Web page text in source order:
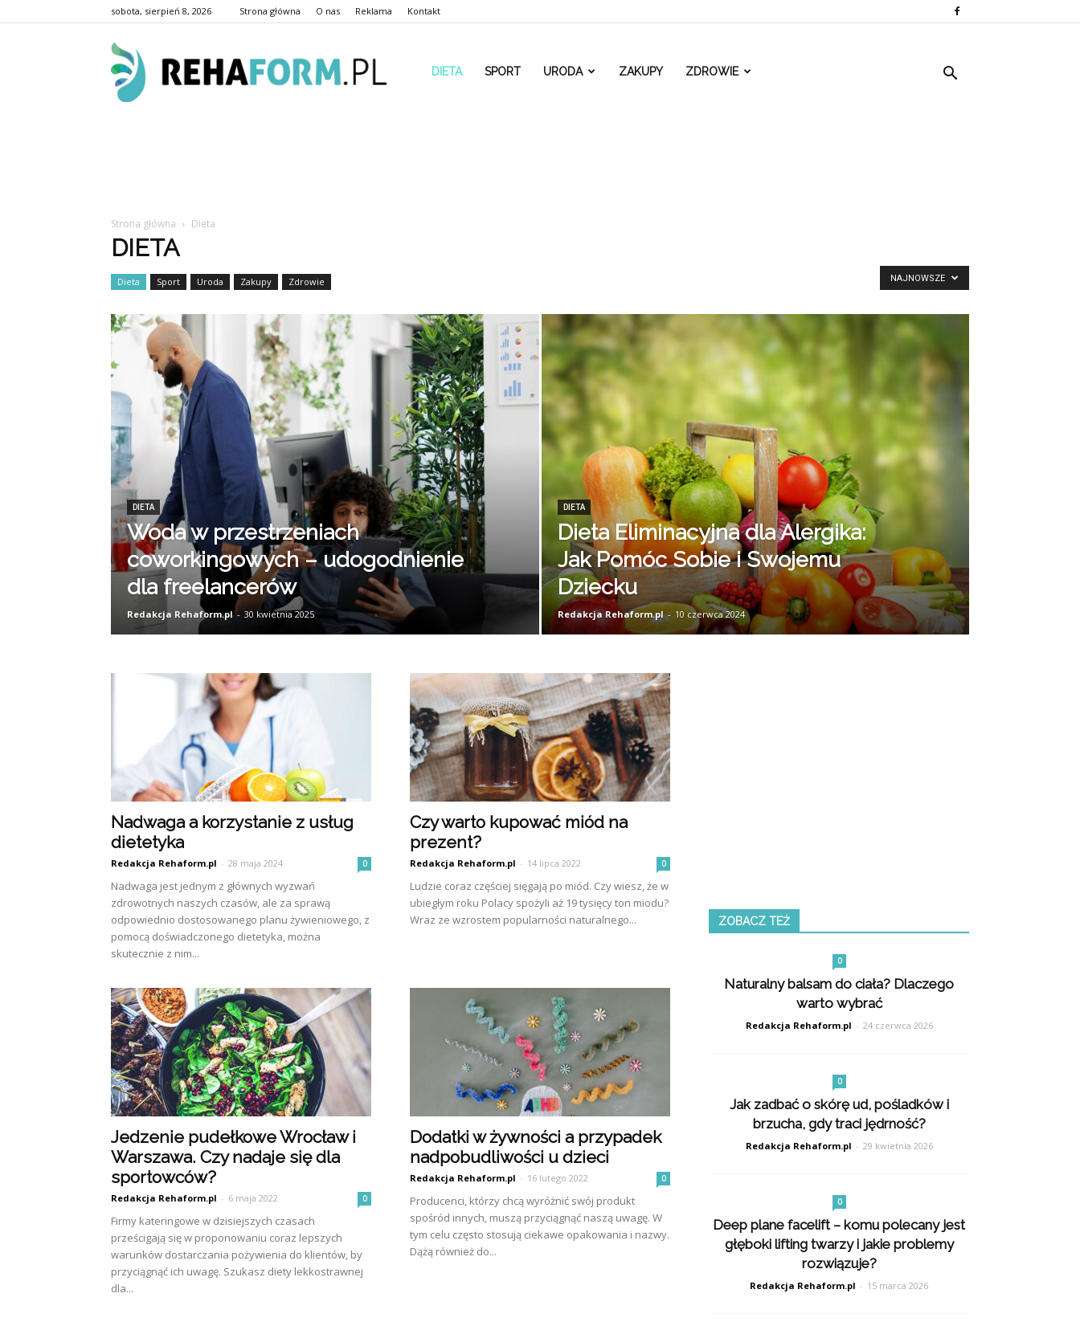
sobota, sierpień 8, 2026 Strona główna O nas Reklama Kontakt
www.rehaform.pl
DIETA SPORT URODA ZAKUPY ZDROWIE
Strona główna Dieta
DIETA
Dieta Sport Uroda Zakupy Zdrowie NAJNOWSZE
DIETA
Woda w przestrzeniach
coworkingowych – udogodnienie
dla freelancerów
Redakcja Rehaform.pl - 30 kwietnia 2025
DIETA
Dieta Eliminacyjna dla Alergika:
Jak Pomóc Sobie i Swojemu
Dziecku
Redakcja Rehaform.pl - 10 czerwca 2024
Nadwaga a korzystanie z usług
dietetyka
Redakcja Rehaform.pl - 28 maja 2024 0
Nadwaga jest jednym z głównych wyzwań
zdrowotnych naszych czasów, ale za sprawą
odpowiednio dostosowanego planu żywieniowego, z
pomocą doświadczonego dietetyka, można
skutecznie z nim...
Czy warto kupować miód na
prezent?
Redakcja Rehaform.pl - 14 lipca 2022 0
Ludzie coraz częściej sięgają po miód. Czy wiesz, że w
ubiegłym roku Polacy spożyli aż 19 tysięcy ton miodu?
Wraz ze wzrostem popularności naturalnego...
Jedzenie pudełkowe Wrocław i
Warszawa. Czy nadaje się dla
sportowców?
Redakcja Rehaform.pl - 6 maja 2022 0
Firmy kateringowe w dzisiejszych czasach
prześcigają się w proponowaniu coraz lepszych
warunków dostarczania pożywienia do klientów, by
przyciągnąć ich uwagę. Szukasz diety lekkostrawnej
dla...
Dodatki w żywności a przypadek
nadpobudliwości u dzieci
Redakcja Rehaform.pl - 16 lutego 2022 0
Producenci, którzy chcą wyróżnić swój produkt
spośród innych, muszą przyciągnąć naszą uwagę. W
tym celu często stosują ciekawe opakowania i nazwy.
Dążą również do...
ZOBACZ TEŻ
0
Naturalny balsam do ciała? Dlaczego
warto wybrać
Redakcja Rehaform.pl - 24 czerwca 2026
0
Jak zadbać o skórę ud, pośladków i
brzucha, gdy traci jędrność?
Redakcja Rehaform.pl - 29 kwietnia 2026
0
Deep plane facelift – komu polecany jest
głęboki lifting twarzy i jakie problemy
rozwiązuje?
Redakcja Rehaform.pl - 15 marca 2026